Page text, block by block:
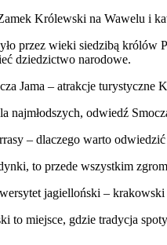
Królewski na Wawelu i
przez wieki siedzibą królów
dziedzictwo narodowe.
Jama – atrakcje turystyczne
najmłodszych, odwiedź
– dlaczego warto odwiedzić
to przede wszystkim
jagielloński –
to miejsce, gdzie tradycja